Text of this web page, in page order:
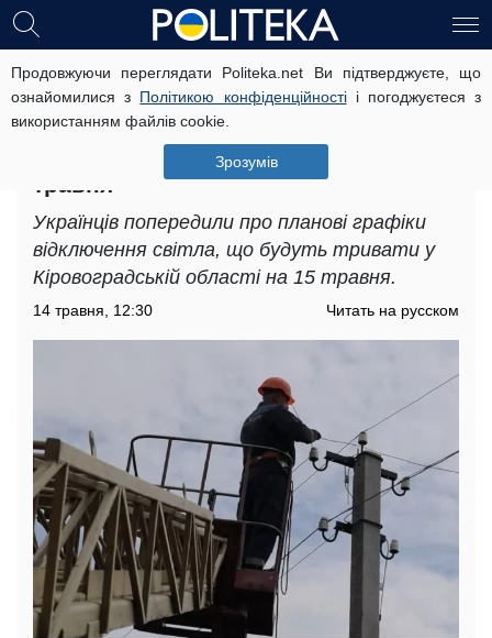
Продовжуючи переглядати Politeka.net Ви підтверджуєте, що
ознайомилися з Політикою конфіденційностіі погоджуєтеся з
використанням файлів cookie.
Зрозумів
Електроенергія зникне на багато
годин: з'явилися графіки
відключень світла у
Кіровоградській області на 15
травня
Українців попередили про планові графіки
відключення світла, що будуть тривати у
Кіровоградській області на 15 травня.
14 травня, 12:30 Читать на русском